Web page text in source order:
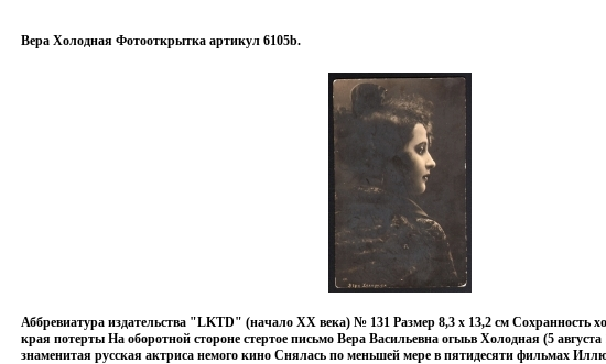
Вера Холодная Фотооткрытка артикул 6105b.
Аббревиатура издательства "LKTD" (начало ХХ века) № 131 Размер 8,3 х 13,2 см Сохранность
края потерты На оборотной стороне стертое письмо Вера Васильевна огыьв Холодная (5
знаменитая русская актриса немого кино Снялась по меньшей мере в пятидесяти фильмах